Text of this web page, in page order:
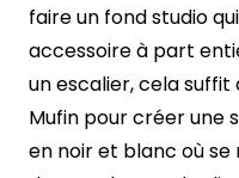
faire un fond studio
accessoire à part
un escalier, cela
Mufin pour créer une
en noir et blanc où